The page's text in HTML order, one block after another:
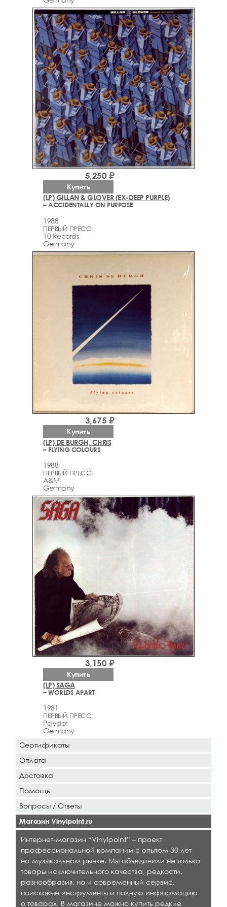
(LP) GILLAN & GLOVER (EX-DEEP PURPLE)
– ACCIDENTALLY ON PURPOSE
1988
ПЕРВЫЙ ПРЕСС
10 Records
Germany
5,250 ₽
Купить
(LP) DE BURGH, CHRIS
– FLYING COLOURS
1988
ПЕРВЫЙ ПРЕСС
A&M
Germany
3,675 ₽
Купить
(LP) SAGA
– WORLDS APART
1981
ПЕРВЫЙ ПРЕСС
Polydor
Germany
3,150 ₽
Купить
Сертификаты
Оплата
Доставка
Помощь
Вопросы / Ответы
Магазин Vinylpoint.ru
Интернет-магазин “Vinylpoint” – проект
профессиональной компании с опытом 30 лет
на музыкальном рынке. Мы объединили не только
товары исключительного качества, редкости,
разнообразия, но и современный сервис,
поисковые инструменты и полную информацию
о товарах. В магазине можно купить редкие